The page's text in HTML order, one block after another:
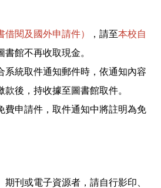
借閱及國外申請件） ，請至本校自
書館不再收取現金。
系統取件通知郵件時，依通知內容
款後，持收據至圖書館取件。
費申請件，取件通知中將註明為免
期刊或電子資源者，請自行影印、